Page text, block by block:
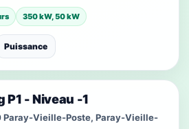
350 kW, 50 kW
Puissance
P1 - Niveau -1
Paray-Vieille-Poste, Paray-Vieille-